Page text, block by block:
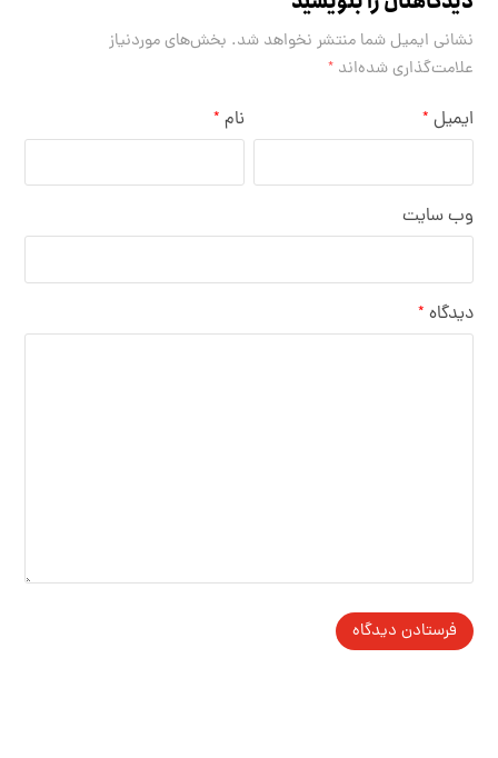
نشانی ایمیل شما منتشر نخواهد شد. بخش‌های موردنیاز
علامت‌گذاری شده‌اند*
نام * ایمیل *
وب‌ سایت
دیدگاه *